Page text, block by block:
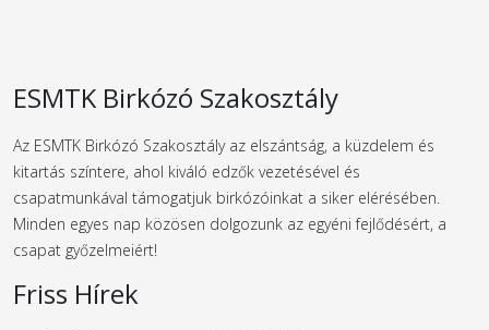
ESMTK Birkózó Szakosztály
Az ESMTK Birkózó Szakosztály az elszántság, a küzdelem és
kitartás színtere, ahol kiváló edzők vezetésével és
csapatmunkával támogatjuk birkózóinkat a siker elérésében.
Minden egyes nap közösen dolgozunk az egyéni fejlődésért, a
csapat győzelmeiért!
Friss Hírek